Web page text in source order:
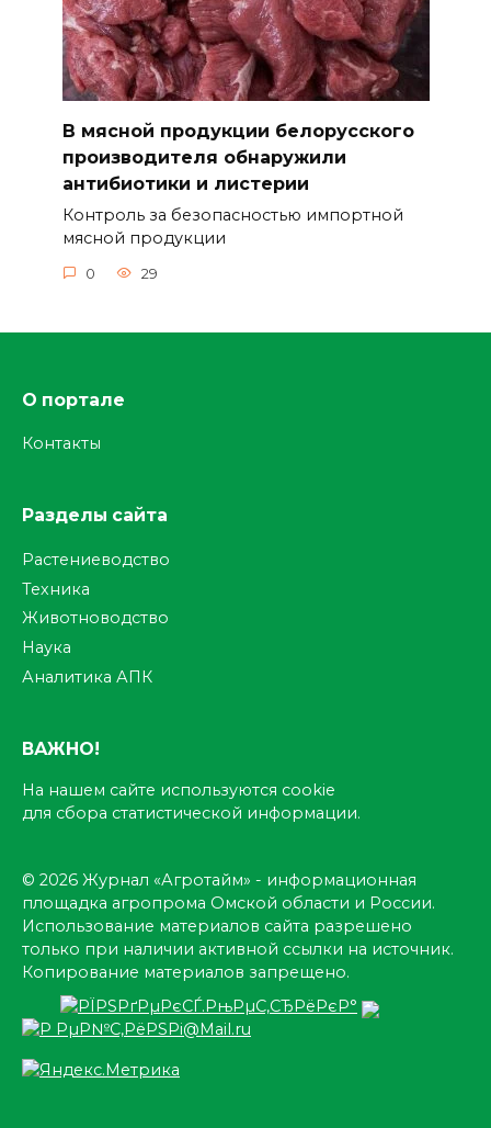
В мясной продукции белорусского
производителя обнаружили
антибиотики и листерии
Контроль за безопасностью импортной
мясной продукции
0 29
О портале
Контакты
Разделы сайта
Растениеводство
Техника
Животноводство
Наука
Аналитика АПК
ВАЖНО!
На нашем сайте используются cookie
для сбора статистической информации.
© 2026 Журнал «Агротайм» - информационная
площадка агропрома Омской области и России.
Использование материалов сайта разрешено
только при наличии активной ссылки на источник.
Копирование материалов запрещено.